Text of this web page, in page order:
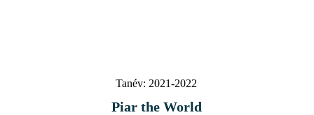
Tanév: 2021-2022
Piar the World